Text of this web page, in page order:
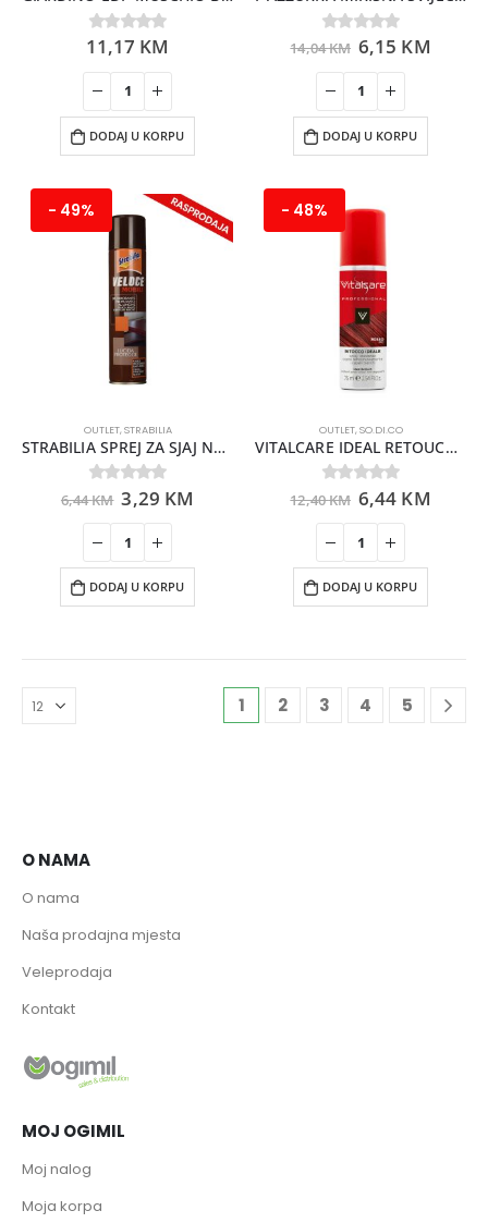
0 out of 5
11,17 KM
DODAJ U KORPU
0out of 5
14,04KM 6,15 KM
DODAJ U KORPU
- 49%
OUTLET,STRABILIA
STRABILIA SPREJ ZA SJAJ NAMJEŠTAJA 400ML
0out of 5
6,44KM 3,29 KM
DODAJ U KORPU
- 48%
OUTLET,SO.DI.CO
VITALCARE IDEAL RETOUCH INSTANT SPRAY CRVENI 75 ML
0out of 5
12,40KM 6,44 KM
DODAJ U KORPU
1 2 3 4 5
O NAMA
O nama
Naša prodajna mjesta
Veleprodaja
Kontakt
MOJ OGIMIL
Moj nalog
Moja korpa